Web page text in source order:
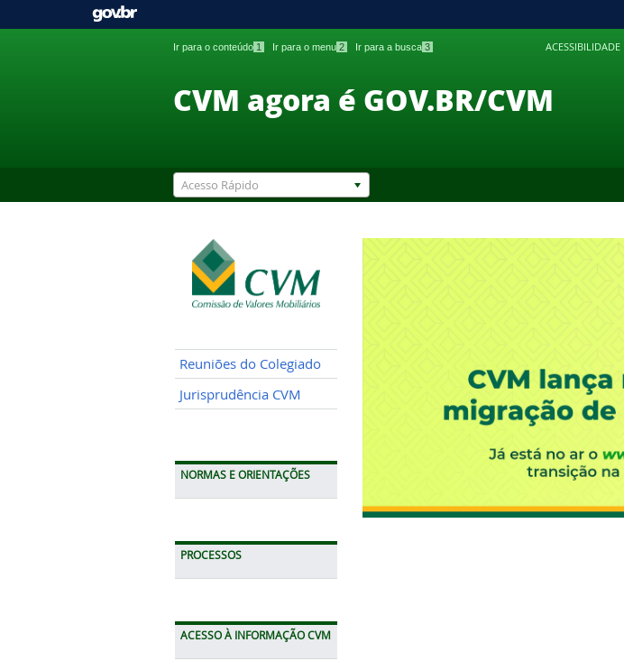
PARA
Ir para o conteúdo 1 Ir para o menu 2 Ir para a busca 3 ACESSIBILIDADE
CVM agora é GOV.BR/CVM
Acesso Rápido
Reuniões do Colegiado
Jurisprudência CVM
NORMAS E ORIENTAÇÕES
PROCESSOS
ACESSO À INFORMAÇÃO CVM